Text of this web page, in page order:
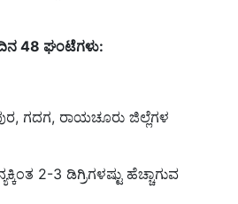
48 ಘಂಟೆಗಳು:
ಗದಗ, ರಾಯಚೂರು ಜಿಲ್ಲೆಗಳ
2-3 ಡಿಗ್ರಿಗಳಷ್ಟು ಹೆಚ್ಚಾಗುವ